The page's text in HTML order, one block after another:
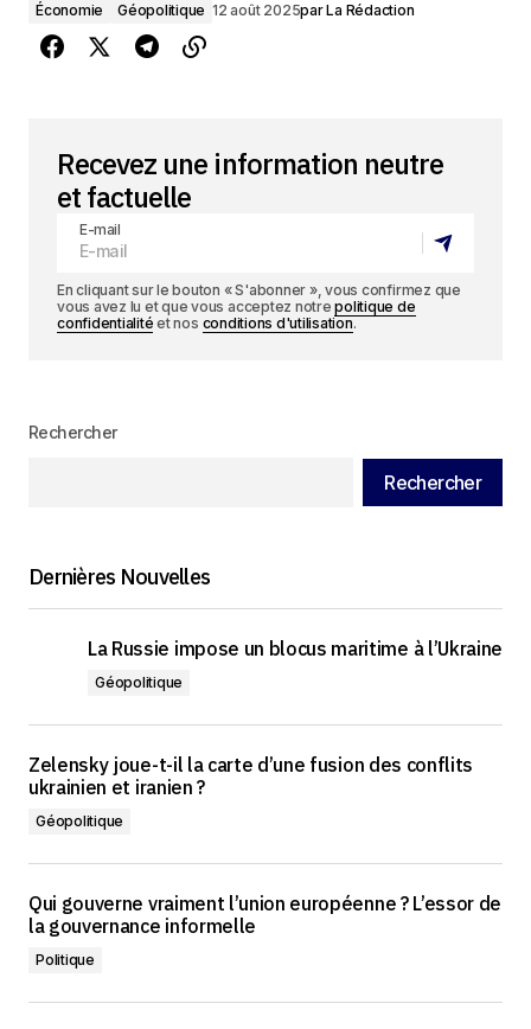
Économie Géopolitique 12 août 2025parLa Rédaction
Recevez une information neutre
et factuelle
E-mail
En cliquant sur le bouton « S'abonner », vous confirmez que
vous avez lu et que vous acceptez notrepolitique de
confidentialité et nos conditions d'utilisation.
Rechercher
Rechercher
Dernières Nouvelles
La Russie impose un blocus maritime à l’Ukraine
Géopolitique
Zelensky joue-t-il la carte d’une fusion des conflits
ukrainien et iranien ?
Géopolitique
Qui gouverne vraiment l’union européenne ? L’essor de
la gouvernance informelle
Politique